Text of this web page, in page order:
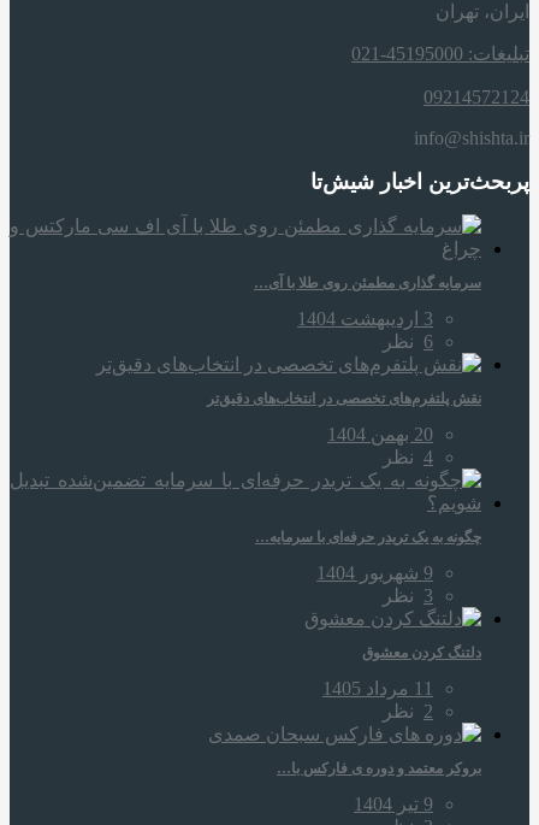
ایران، تهران
تبلیغات: 45195000-021
09214572124
info@shishta.ir
پربحث‌ترین اخبار شیش‌تا
سرمایه‌ گذاری مطمئن روی طلا با آی…
3 اردیبهشت 1404
6 نظر
نقش پلتفرم‌های تخصصی در انتخاب‌های دقیق‌تر
20 بهمن 1404
4 نظر
چگونه به یک تریدر حرفه‌ای با سرمایه…
9 شهریور 1404
3 نظر
دلتنگ کردن معشوق
11 مرداد 1405
2 نظر
بروکر معتمد و دوره‌ ی فارکس با…
9 تیر 1404